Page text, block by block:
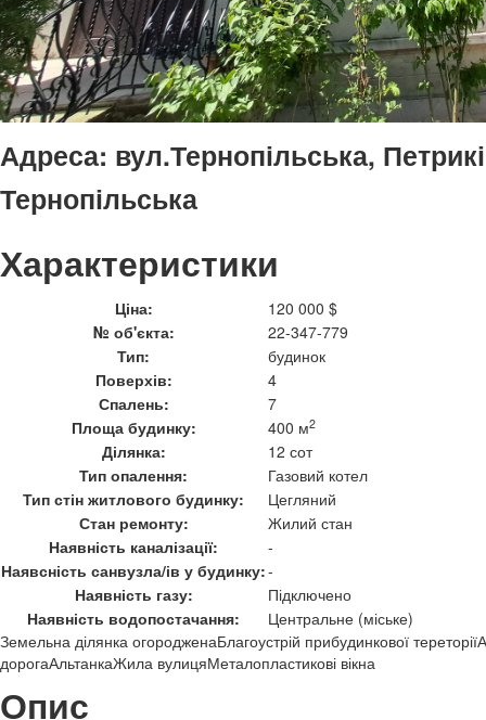
Адреса: вул.Тернопільська,
Тернопільська
Характеристики
Ціна:
120 000 $
№ об'єкта:
22-347-779
Тип:
будинок
Поверхів:
4
Спалень:
7
Площа будинку:
400 м2
Ділянка:
12 сот
Тип опалення:
Газовий котел
Тип стін житлового будинку:
Цегляний
Стан ремонту:
Жилий стан
Наявність каналізації:
-
Наявсність санвузла/ів у будинку:-
Наявність газу:
Підключено
Наявність водопостачання:
Центральне (міське)
Земельна ділянка огородженаБлагоустрій прибудинкової тереторії
дорогаАльтанкаЖила вулицяМеталопластикові вікна
Опис